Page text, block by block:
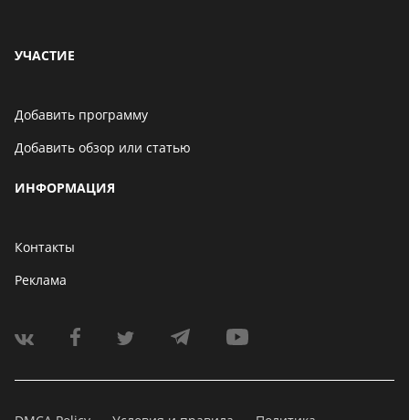
УЧАСТИЕ
Добавить программу
Добавить обзор или статью
ИНФОРМАЦИЯ
Контакты
Реклама